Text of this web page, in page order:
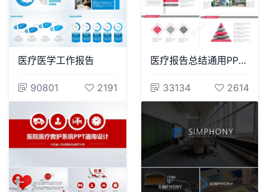
医疗医学工作报告
90801 2191
医疗报告总结通用PPT模板医疗护士康复保健医学关爱护士总结汇报
33134 2614